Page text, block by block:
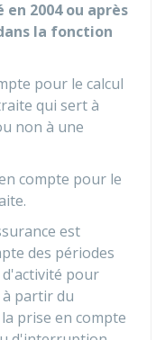
en 2004 ou après
la fonction
pour le calcul
qui sert à
non à une
compte pour le
est
des périodes
pour
partir du
prise en compte